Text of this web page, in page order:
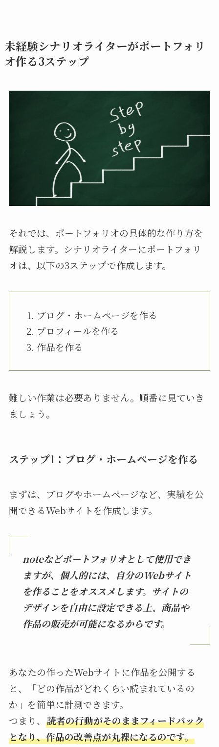
未経験シナリオライターがポートフォリ
オ作る3ステップ
それでは、ポートフォリオの具体的な作り方を
解説します。シナリオライターにポートフォリ
オは、以下の3ステップで作成します。
ブログ・ホームページを作る
プロフィールを作る
作品を作る
難しい作業は必要ありません。順番に見ていき
ましょう。
ステップ1：ブログ・ホームページを作る
まずは、ブログやホームページなど、実績を公
開できるWebサイトを作成します。
noteなどポートフォリオとして使用でき
ますが、個人的には、自分のWebサイト
を作ることをオススメします。サイトの
デザインを自由に設定できる上、商品や
作品の販売が可能になるからです。
あなたの作ったWebサイトに作品を公開する
と、「どの作品がどれくらい読まれているの
か」を簡単に計測できます。
つまり、 読者の行動がそのままフィードバック
となり、作品の改善点が丸裸になるのです。